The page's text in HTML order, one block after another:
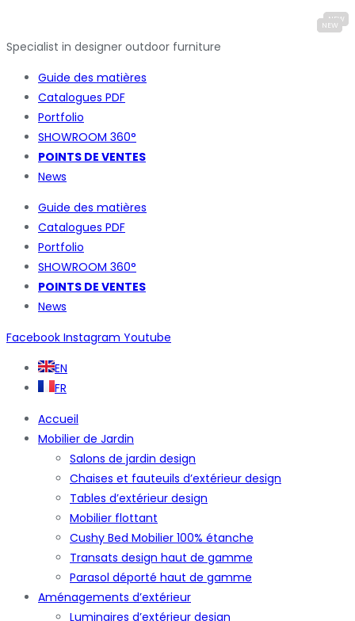
Specialist in designer outdoor furniture
Guide des matières
Catalogues PDF
Portfolio
SHOWROOM 360°
POINTS DE VENTES
News
Guide des matières
Catalogues PDF
Portfolio
SHOWROOM 360°
POINTS DE VENTES
News
Facebook Instagram Youtube
EN
FR
Accueil
Mobilier de Jardin
Salons de jardin design
Chaises et fauteuils d’extérieur design
Tables d’extérieur design
Mobilier flottant
Cushy Bed Mobilier 100% étanche
Transats design haut de gamme
Parasol déporté haut de gamme
Aménagements d’extérieur
Luminaires d’extérieur design